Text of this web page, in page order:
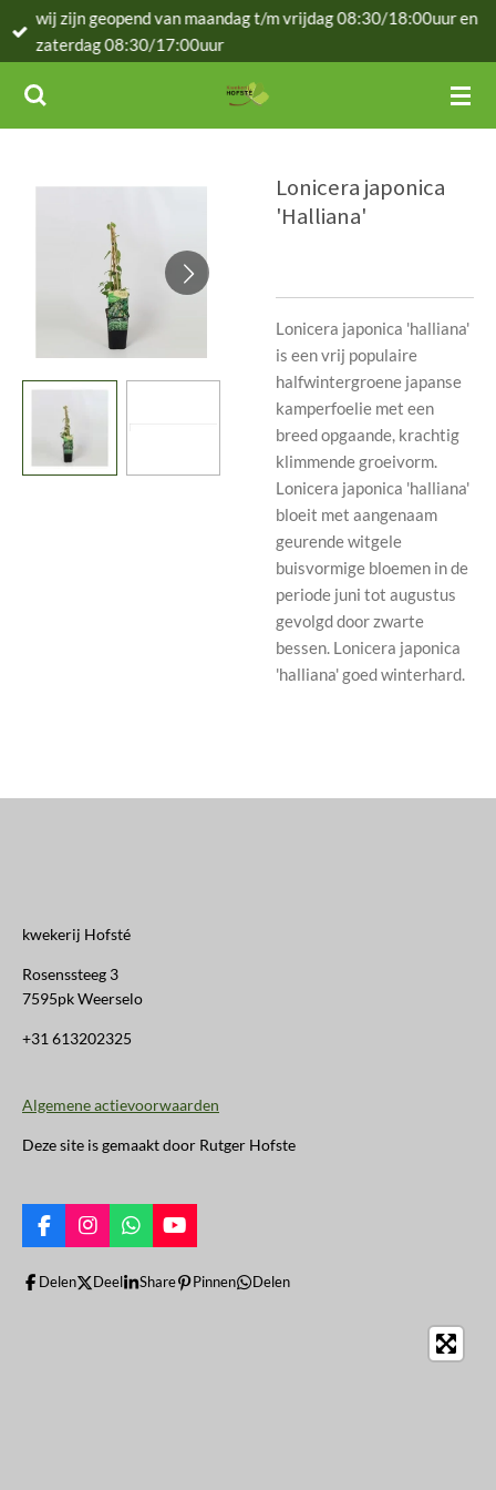
Ga
direct
de
hoofdinhoud
wij zijn geopend van maandag t/m vrijdag 08:30/18:00uur en
zaterdag 08:30/17:00uur
Lonicera japonica
'Halliana'
Lonicera japonica 'halliana'
is een vrij populaire
halfwintergroene japanse
kamperfoelie met een
breed opgaande, krachtig
klimmende groeivorm.
Lonicera japonica 'halliana'
bloeit met aangenaam
geurende witgele
buisvormige bloemen in de
periode juni tot augustus
gevolgd door zwarte
bessen. Lonicera japonica
'halliana' goed winterhard.
kwekerij Hofsté
Rosenssteeg 3
7595pk Weerselo
+31 613202325
Algemene actievoorwaarden
Deze site is gemaakt door Rutger Hofste
F
a
c
e
I
n
s
t
W
h
a
t
Y
o
u
T
Delen Deel Share Pinnen Delen